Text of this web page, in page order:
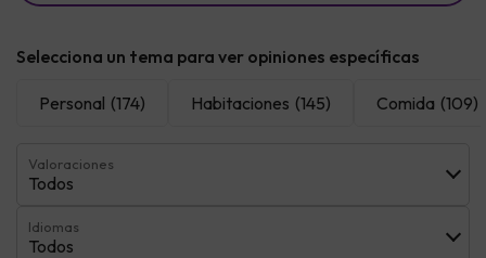
Selecciona un tema para ver opiniones específicas
Personal (174) Habitaciones (145) Comida (109)
Valoraciones
Todos
Idiomas
Todos